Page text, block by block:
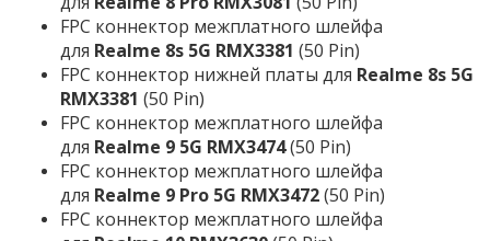
FPC коннектор межплатного шлейфа
для Realme 8s 5G RMX3381 (50 Pin)
FPC коннектор нижней платы для Realme 8s 5G
RMX3381 (50 Pin)
FPC коннектор межплатного шлейфа
для Realme 9 5G RMX3474(50 Pin)
FPC коннектор межплатного шлейфа
для Realme 9 Pro 5G RMX3472(50 Pin)
FPC коннектор межплатного шлейфа